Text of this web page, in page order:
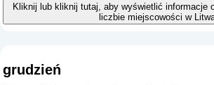
Kliknij lub kliknij tutaj, aby wyświetlić informacje
liczbie miejscowości w
grudzień